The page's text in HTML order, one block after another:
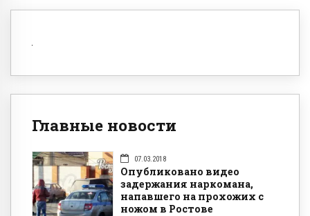
Главные новости
07.03.2018
Опубликовано видео
задержания наркомана,
напавшего на прохожих с
ножом в Ростове